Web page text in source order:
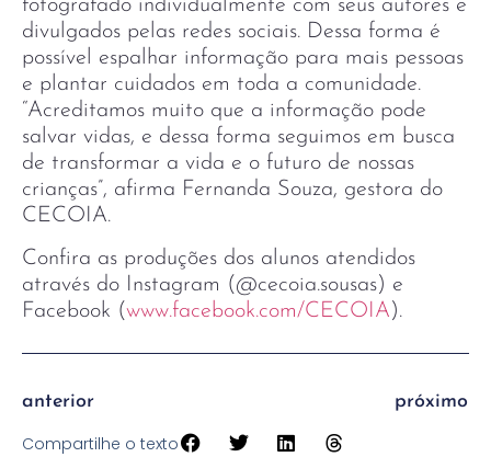
fotografado individualmente com seus autores e
divulgados pelas redes sociais. Dessa forma é
possível espalhar informação para mais pessoas
e plantar cuidados em toda a comunidade.
“Acreditamos muito que a informação pode
salvar vidas, e dessa forma seguimos em busca
de transformar a vida e o futuro de nossas
crianças”, afirma Fernanda Souza, gestora do
CECOIA.
Confira as produções dos alunos atendidos
através do Instagram (@cecoia.sousas) e
Facebook (www.facebook.com/CECOIA ).
anterior próximo
Compartilhe o texto